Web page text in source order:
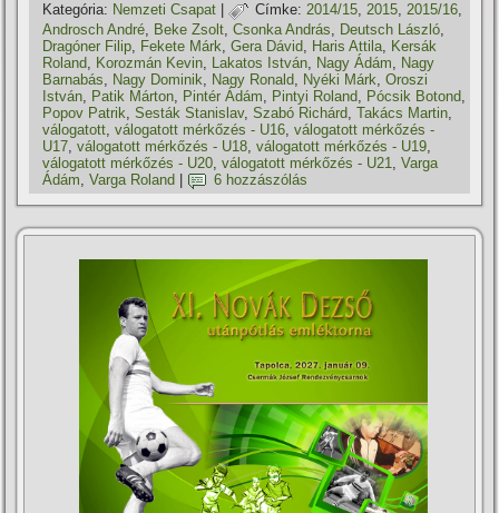
Kategória: Nemzeti Csapat | Címke: 2014/15,2015,2015/16,
Androsch André
Beke Zsolt ,Csonka András Deutsch László
Dragóner Filip
Fekete Márk ,Gera Dávid Haris Attila
Kersák
Roland
Korozmán Kevin Lakatos István Nagy Ádám
Nagy
Barnabás
Nagy Dominik Nagy Ronald Nyéki Márk ,Oroszi
István
Patik Márton Pintér Ádám Pintyi Roland Pócsik Botond
Popov Patrik ,Sesták Stanislav,Szabó Richárd ,Takács Martin
válogatott ,válogatott mérkőzés - U16 ,válogatott mérkőzés -
U17 ,válogatott mérkőzés - U18 ,válogatott mérkőzés - U19
válogatott mérkőzés - U20 ,válogatott mérkőzés - U21 ,Varga
Ádám,Varga Roland 6 hozzászólás